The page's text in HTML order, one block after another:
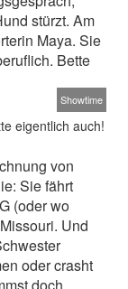
stürzt. Am
Maya. Sie
Bette
Showtime
eigentlich auch!
von
Sie fährt
(oder wo
Und
oder crasht
doch